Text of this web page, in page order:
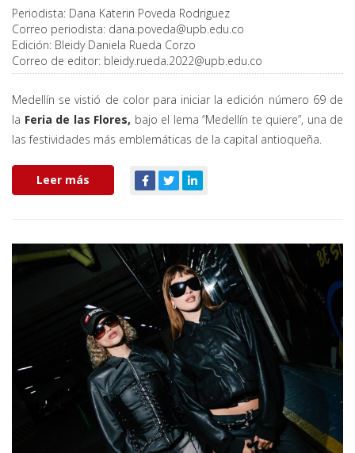
Periodista: Dana Katerin Poveda Rodriguez
Correo periodista: dana.poveda@upb.edu.co
Edición: Bleidy Daniela Rueda Corzo
Correo de editor: bleidy.rueda.2022@upb.edu.co
Medellín se vistió de color para iniciar la edición número 69 de
la Feria de las Flores, bajo el lema “Medellín te quiere”, una de
las festividades más emblemáticas de la capital antioqueña.
Leer más